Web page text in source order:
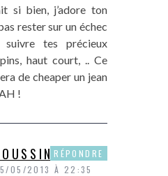
si bien, j’adore ton
rester sur un échec
tes précieux
haut court, .. Ce
de cheaper un jean
!
05/2013 À 22:35
RÉPONDRE